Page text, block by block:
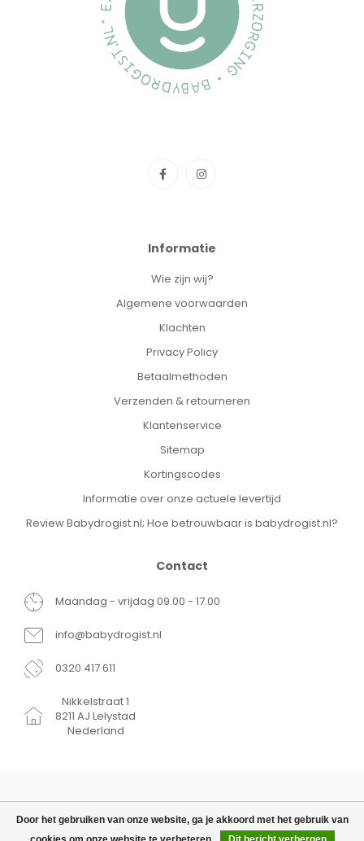
Door het gebruiken van onze website, ga je akkoord met het gebruik van
Informatie
Wie zijn wij?
Algemene voorwaarden
Klachten
Privacy Policy
Betaalmethoden
Verzenden & retourneren
Klantenservice
Sitemap
Kortingscodes
Informatie over onze actuele levertijd
Review Babydrogist.nl; Hoe betrouwbaar is babydrogist.nl?
Contact
Maandag - vrijdag 09.00 - 17.00
info@babydrogist.nl
0320 417 611
Nikkelstraat 1
8211 AJ Lelystad
Nederland